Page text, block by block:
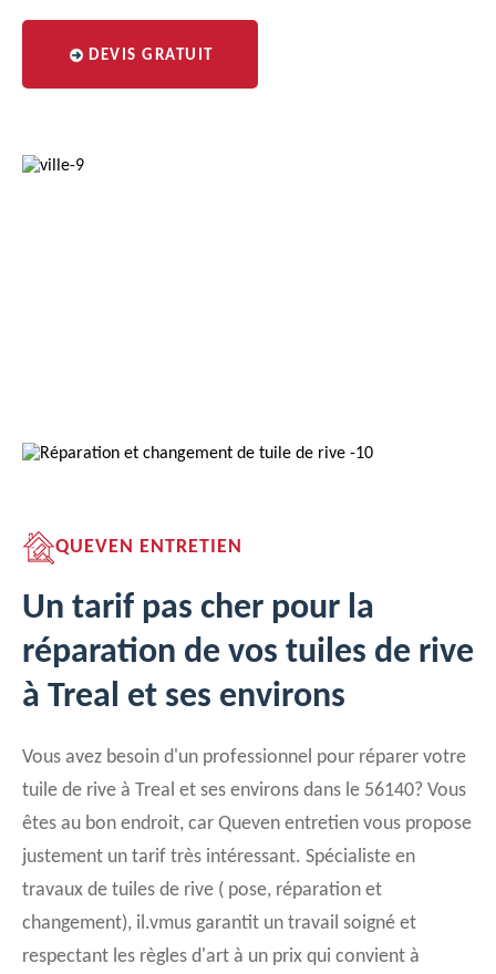
DEVIS GRATUIT
QUEVEN ENTRETIEN
Un tarif pas cher pour la
réparation de vos tuiles de rive
à Treal et ses environs
Vous avez besoin d'un professionnel pour réparer votre
tuile de rive à Treal et ses environs dans le 56140? Vous
êtes au bon endroit, car Queven entretien vous propose
justement un tarif très intéressant. Spécialiste en
travaux de tuiles de rive ( pose, réparation et
changement), il.vmus garantit un travail soigné et
respectant les règles d'art à un prix qui convient à